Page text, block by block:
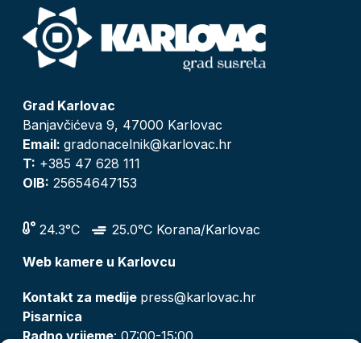
Grad Karlovac
Banjavčićeva 9, 47000 Karlovac
Email: gradonacelnik@karlovac.hr
T: +385 47 628 111
OIB: 25654647153
24.3°C
25.0°C Korana/Karlovac
Web kamere u Karlovcu
Kontakt za medije press@karlovac.hr
Pisarnica
Radno vrijeme: 07:00-15:00